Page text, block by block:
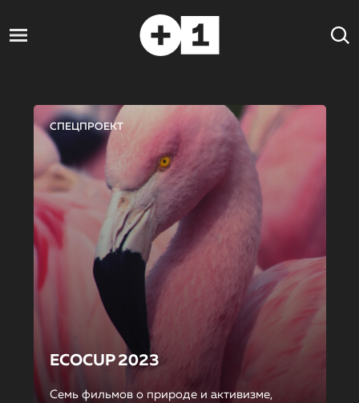
СПЕЦПРОЕКТ
ECOCUP 2023
Семь фильмов о природе и активизме,